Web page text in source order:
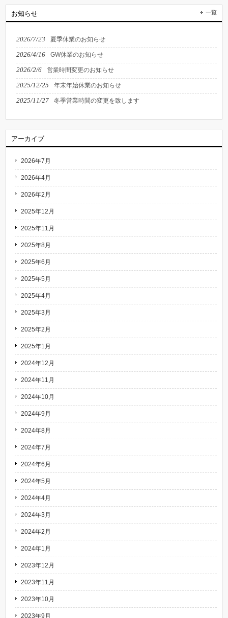
お知らせ 一覧
2026/7/23 夏季休業のお知らせ
2026/4/16 GW休業のお知らせ
2026/2/6 営業時間変更のお知らせ
2025/12/25 年末年始休業のお知らせ
2025/11/27 冬季営業時間の変更を致します
アーカイブ
2026年7月
2026年4月
2026年2月
2025年12月
2025年11月
2025年8月
2025年6月
2025年5月
2025年4月
2025年3月
2025年2月
2025年1月
2024年12月
2024年11月
2024年10月
2024年9月
2024年8月
2024年7月
2024年6月
2024年5月
2024年4月
2024年3月
2024年2月
2024年1月
2023年12月
2023年11月
2023年10月
2023年9月